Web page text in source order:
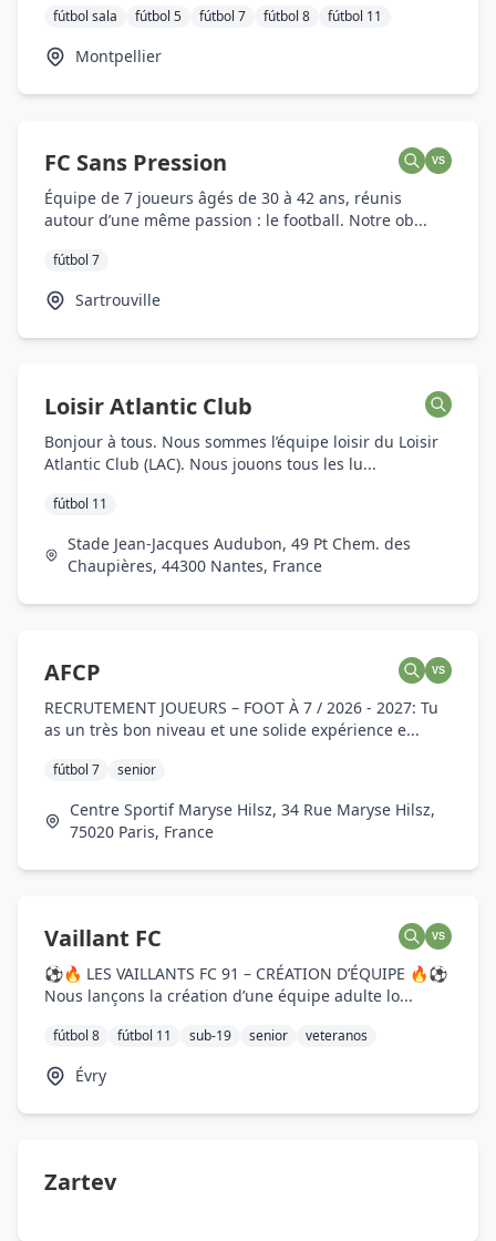
fútbol sala fútbol 5 fútbol 7 fútbol 8 fútbol 11
Montpellier
FC Sans Pression VS
Équipe de 7 joueurs âgés de 30 à 42 ans, réunis
autour d’une même passion : le football. Notre ob...
fútbol 7
Sartrouville
Loisir Atlantic Club
Bonjour à tous. Nous sommes l’équipe loisir du Loisir
Atlantic Club (LAC). Nous jouons tous les lu...
fútbol 11
Stade Jean-Jacques Audubon, 49 Pt Chem. des
Chaupières, 44300 Nantes, France
AFCP VS
RECRUTEMENT JOUEURS – FOOT À 7 / 2026 - 2027: Tu
as un très bon niveau et une solide expérience e...
fútbol 7 senior
Centre Sportif Maryse Hilsz, 34 Rue Maryse Hilsz,
75020 Paris, France
Vaillant FC VS
⚽🔥 LES VAILLANTS FC 91 – CRÉATION D’ÉQUIPE 🔥⚽
Nous lançons la création d’une équipe adulte lo...
fútbol 8 fútbol 11 sub-19 senior veteranos
Évry
Zartev